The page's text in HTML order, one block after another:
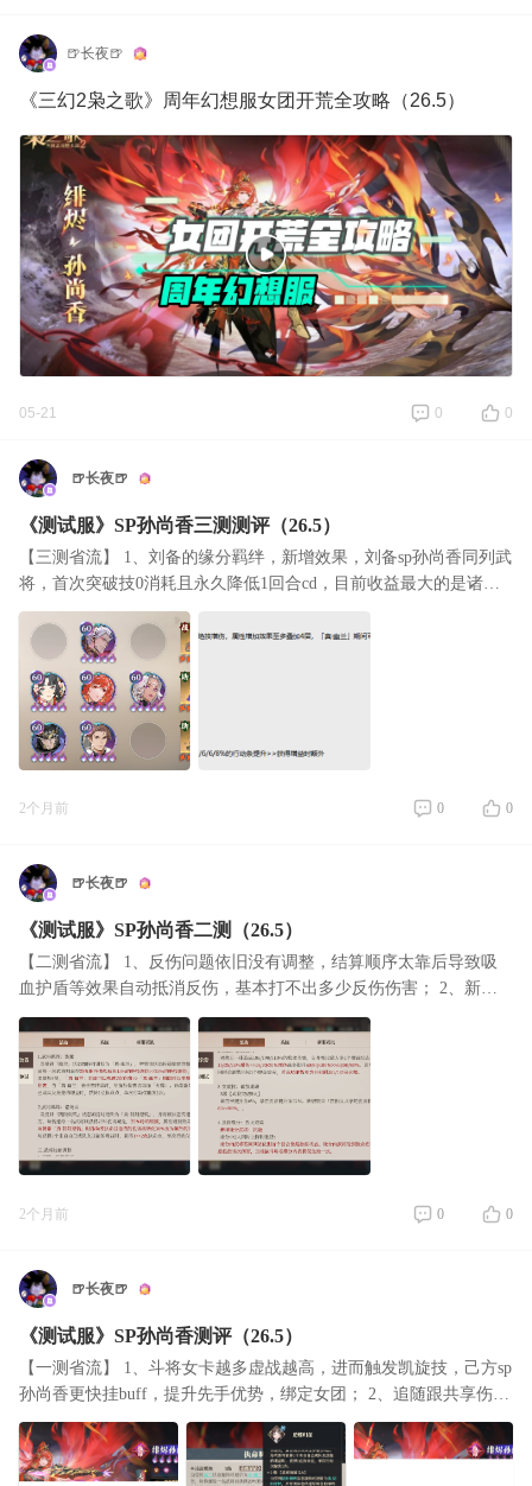
🍺长夜🍺
《三幻2枭之歌》周年幻想服女团开荒全攻略（26.5）
05-21 0 0
🍺长夜🍺
《测试服》SP孙尚香三测测评（26.5）
【三测省流】 1、刘备的缘分羁绊，新增效果，刘备sp孙尚香同列武
将，首次突破技0消耗且永久降低1回合cd，目前收益最大的是诸葛
果、诸葛亮及曹仁，新区可以上刘备开荒了。 但是问题也很明显，
就是由于sp孙
2个月前 0 0
🍺长夜🍺
《测试服》SP孙尚香二测（26.5）
【二测省流】 1、反伤问题依旧没有调整，结算顺序太靠后导致吸
血护盾等效果自动抵消反伤，基本打不出多少反伤伤害； 2、新增
了祝融缘分，免控+免死，保证了sp孙尚香的站桩能力； 3、甄姬羁
绊，幽兰plus
2个月前 0 0
🍺长夜🍺
《测试服》SP孙尚香测评（26.5）
【一测省流】 1、斗将女卡越多虚战越高，进而触发凯旋技，己方sp
孙尚香更快挂buff，提升先手优势，绑定女团； 2、追随跟共享伤
害，类似幻1甄姬的怜悯，分摊伤害，提升女团整体坦度，女团迎来
了攻防真核；